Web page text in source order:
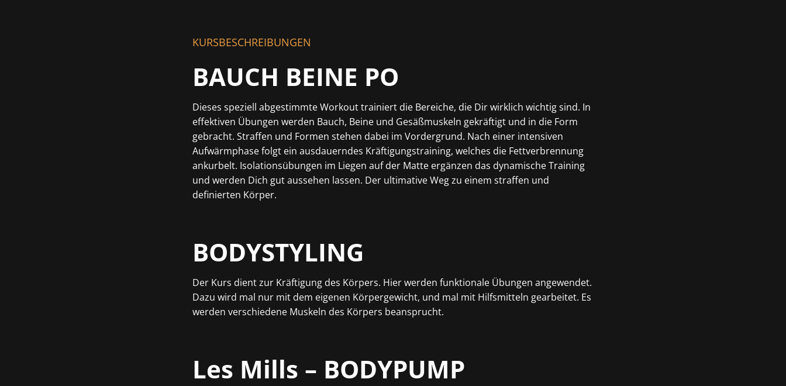
KURSBESCHREIBUNGEN
BAUCH BEINE PO
Dieses speziell abgestimmte Workout trainiert die Bereiche, die Dir wirklich wichtig sind. In
effektiven Übungen werden Bauch, Beine und Gesäßmuskeln gekräftigt und in die Form
gebracht. Straffen und Formen stehen dabei im Vordergrund. Nach einer intensiven
Aufwärmphase folgt ein ausdauerndes Kräftigungstraining, welches die Fettverbrennung
ankurbelt. Isolationsübungen im Liegen auf der Matte ergänzen das dynamische Training
und werden Dich gut aussehen lassen. Der ultimative Weg zu einem straffen und
definierten Körper.
BODYSTYLING
Der Kurs dient zur Kräftigung des Körpers. Hier werden funktionale Übungen angewendet.
Dazu wird mal nur mit dem eigenen Körpergewicht, und mal mit Hilfsmitteln gearbeitet. Es
werden verschiedene Muskeln des Körpers beansprucht.
Les Mills – BODYPUMP